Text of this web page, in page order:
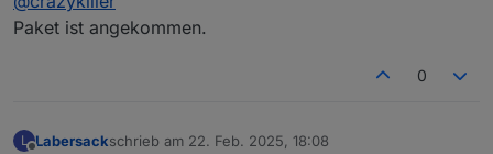
bei dir eintreffen.
Bielen Dank schon mal vorab!
Paket ist angekommen.
0
L Labersackschrieb am 22. Feb. 2025, 18:08
zuletzt editiert von